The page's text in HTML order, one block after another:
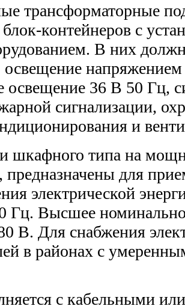
трансформаторные
контейнеров с
В них
освещение
освещение 36 В 50 Гц,
сигнализации,
и
шкафного типа на
предназначены для
электрической
Гц. Высшее
В. Для снабжения
в районах с
с кабельными